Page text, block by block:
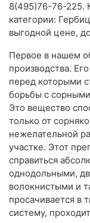
8(495)76-76-225.
категории:
выгодной цене,
Первое в нашем
производства.
перед которыми
борьбы с
Это вещество
только от
нежелательной
участке. Этот
справиться
однодольными,
волокнистыми и
просачивается в
систему,